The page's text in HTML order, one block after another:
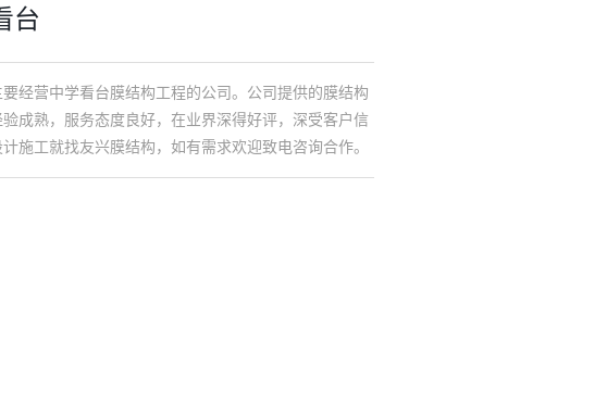
台
经营中学看台膜结构工程的公司。公司提供的膜结构
成熟，服务态度良好，在业界深得好评，深受客户信
施工就找友兴膜结构，如有需求欢迎致电咨询合作。